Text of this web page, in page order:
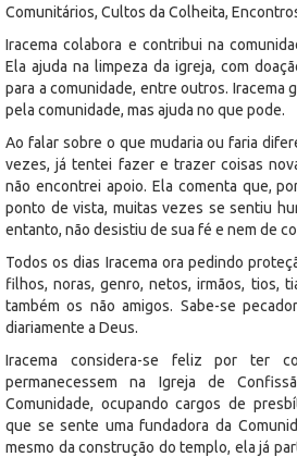
Comunitários, Cultos da Colheita,
Iracema colabora e contribui na
Ela ajuda na limpeza da igreja, com
para a comunidade, entre outros. Iracema
pela comunidade, mas ajuda no que pode.
Ao falar sobre o que mudaria ou faria
vezes, já tentei fazer e trazer coisas
não encontrei apoio. Ela comenta que,
ponto de vista, muitas vezes se sentiu
entanto, não desistiu de sua fé e nem de
Todos os dias Iracema ora pedindo
filhos, noras, genro, netos, irmãos, tios,
também os não amigos. Sabe-se
diariamente a Deus.
Iracema considera-se feliz por ter
permanecessem na Igreja de
Comunidade, ocupando cargos de
que se sente uma fundadora da
mesmo da construção do templo, ela já